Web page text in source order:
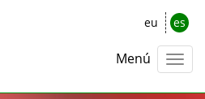
eu es
Menú